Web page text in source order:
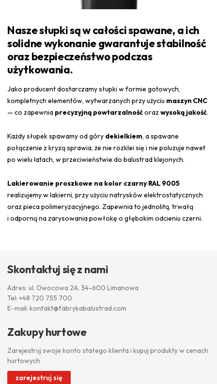
Nasze słupki są w całości spawane, a ich
solidnewykonaniegwarantuje stabilność
oraz bezpieczeństwo podczas
użytkowania.
Jako producent dostarczamy słupki w formie gotowych,
kompletnych elementów, wytwarzanych przy użyciu maszyn CNC
— co zapewnia precyzyjną powtarzalnośćoraz wysoką jakość.
Każdy słupek spawamy od góry dekielkiem, a spawane
połączenie z kryzą sprawia, że nie rozklei się i nie poluzuje nawet
po wielu latach, w przeciwieństwie do balustrad klejonych.
Lakierowanie proszkowe na kolor czarny RAL 9005
realizujemy w lakierni, przy użyciu natrysków elektrostatycznych
oraz pieca polimeryzacyjnego. Zapewnia to jednolitą, trwałą
i odporną na zarysowania powłokę o głębokim odcieniu czerni.
Skontaktuj się z nami
Adres: ul. Owocowa 2A, 34-600 Limanowa
Tel: +48 720 755 700
E-mail: kontakt@fabrykabalustrad.com
Zakupy hurtowe
Zarejestruj swoje konto stałego klienta i kupuj produkty w cenach
hurtowych
zarejestruj się